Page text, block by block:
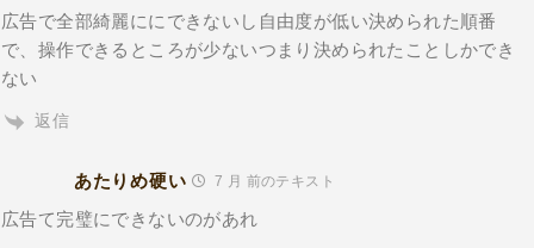
広告で全部綺麗ににできないし自由度が低い決められた順番
で、操作できるところが少ないつまり決められたことしかでき
ない
返信
あたりめ硬い 7 月 前のテキスト
広告て完璧にできないのがあれ